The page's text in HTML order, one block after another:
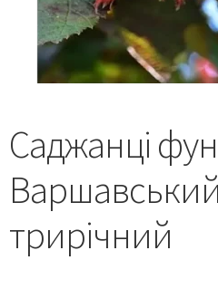
Саджанці
трирічний